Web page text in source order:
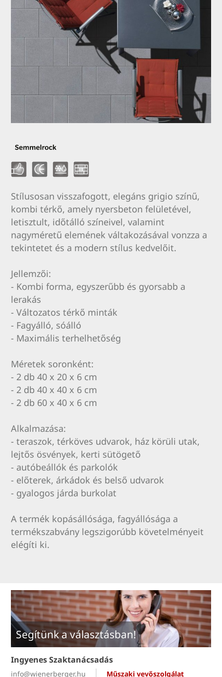
Stílusosan visszafogott, elegáns grigio színű,
kombi térkő, amely nyersbeton felületével,
letisztult, időtálló színeivel, valamint
nagyméretű elemének váltakozásával vonzza a
tekintetet és a modern stílus kedvelőit.
Jellemzői:
- Kombi forma, egyszerűbb és gyorsabb a
lerakás
- Változatos térkő minták
- Fagyálló, sóálló
- Maximális terhelhetőség
Méretek soronként:
- 2 db 40 x 20 x 6 cm
- 2 db 40 x 40 x 6 cm
- 2 db 60 x 40 x 6 cm
Alkalmazása:
- teraszok, térköves udvarok, ház körüli utak,
lejtős ösvények, kerti sütögető
- autóbeállók és parkolók
- előterek, árkádok és belső udvarok
- gyalogos járda burkolat
A termék kopásállósága, fagyállósága a
termékszabvány legszigorúbb követelményeit
elégíti ki.
Segítünk a választásban!
Ingyenes Szaktanácsadás
Műszaki vevőszolgálat
info@wienerberger.hu